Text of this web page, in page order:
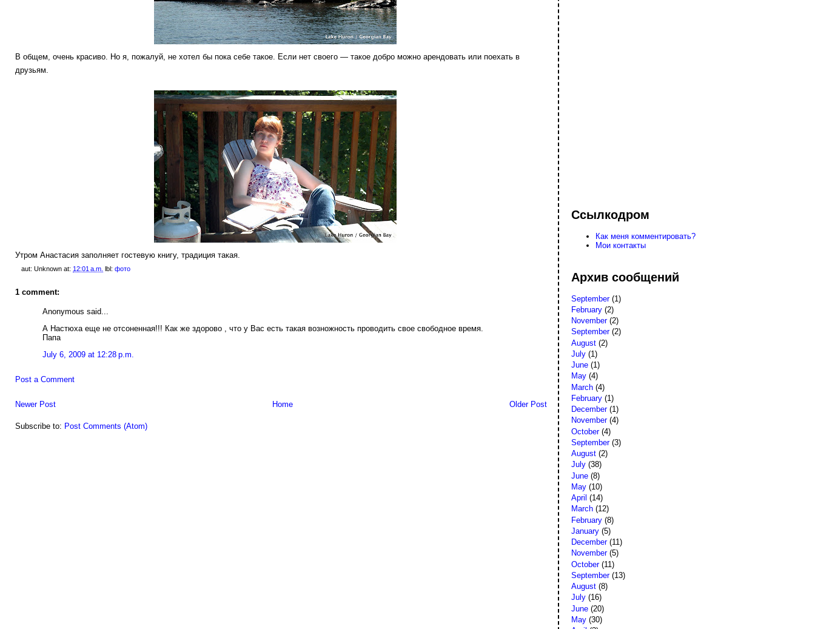
В общем, очень красиво. Но я, пожалуй, не хотел бы пока себе такое. Если нет своего — такое добро можно арендовать или поехать в
друзьям.
Утром Анастасия заполняет гостевую книгу, традиция такая.
aut: Unknown at: 12:01 a.m. lbl: фото
1 comment:
Anonymous said...
А Настюха еще не отсоненная!!! Как же здорово , что у Вас есть такая возножность проводить свое свободное время.
Папа
July 6, 2009 at 12:28 p.m.
Post a Comment
Newer Post Older Post
Home
Subscribe to: Post Comments (Atom)
Ссылкодром
Как меня комментировать?
Мои контакты
Архив сообщений
September(1)
February (2)
November(2)
September(2)
August (2)
July (1)
June (1)
May (4)
March (4)
February (1)
December(1)
November(4)
October(4)
September(3)
August (2)
July (38)
June (8)
May (10)
April (14)
March (12)
February (8)
January (5)
December(11)
November(5)
October(11)
September(13)
August (8)
July (16)
June (20)
May (30)